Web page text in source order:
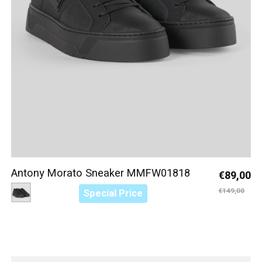
Special Price
Antony Morato Sneaker MMFW01818
Color: — Zwart 9000
Zwart 9000
€89,00
€149,00